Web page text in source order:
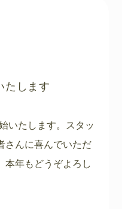
たします
いたします。スタッ
さんに喜んでいただ
本年もどうぞよろし